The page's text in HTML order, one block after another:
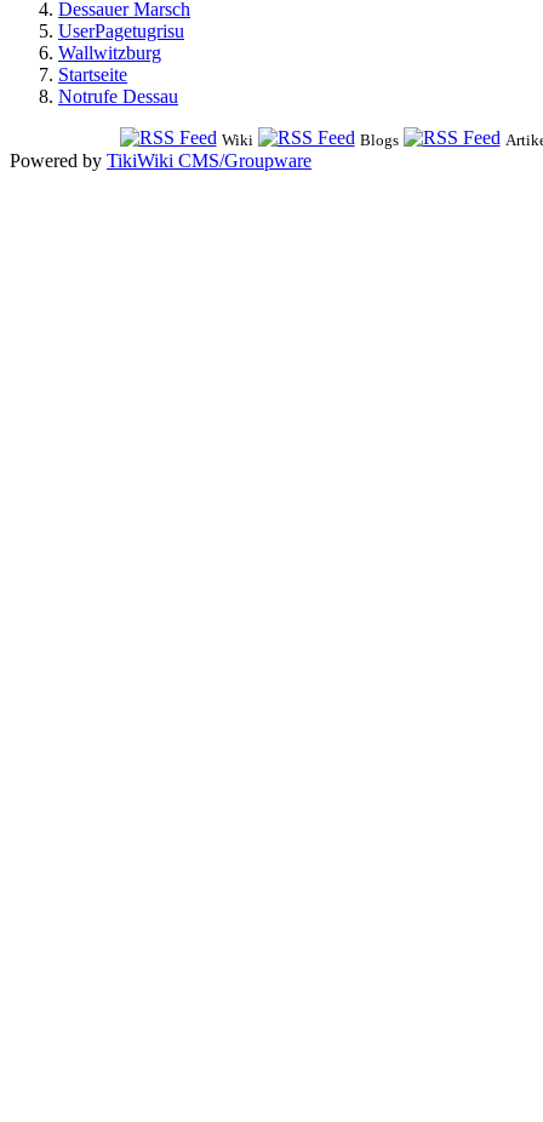
Dessauer Marsch
UserPagetugrisu
Wallwitzburg
Startseite
Notrufe Dessau
Wiki Blogs
Powered by TikiWiki CMS/Groupware